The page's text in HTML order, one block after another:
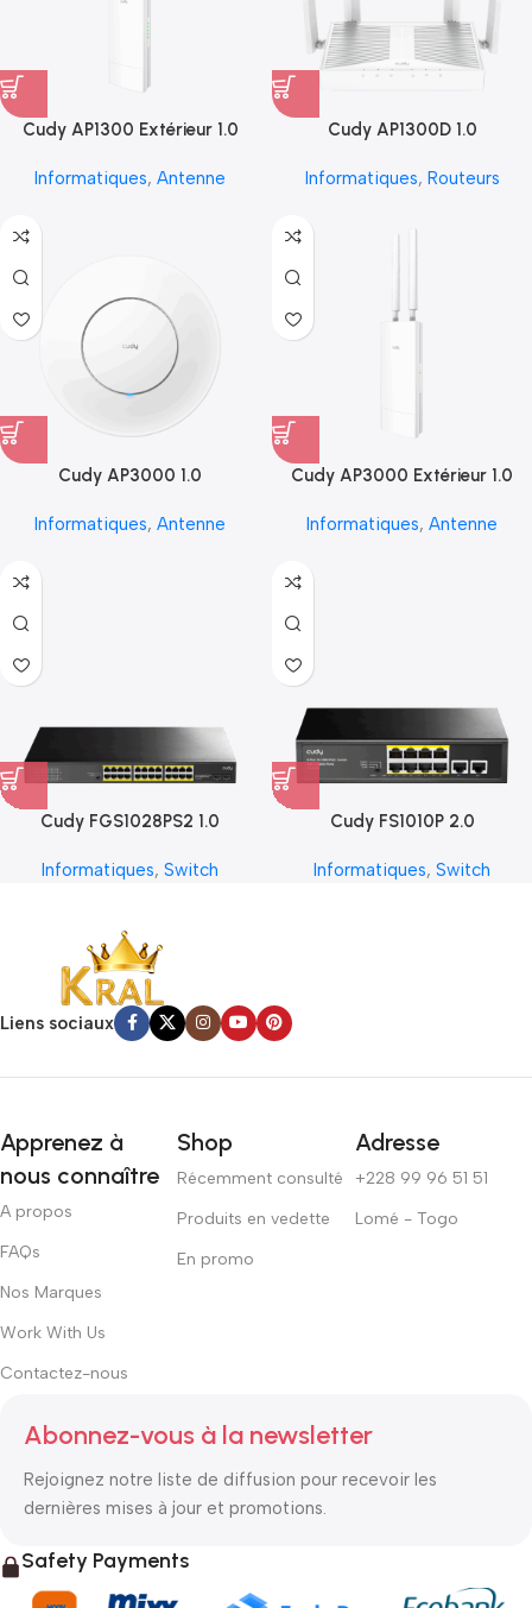
Cudy AP1300 Extérieur 1.0
Informatiques, Antenne
Cudy AP1300D 1.0
Informatiques, Routeurs
Cudy AP3000 1.0
Informatiques, Antenne
Cudy AP3000 Extérieur 1.0
Informatiques, Antenne
Cudy FGS1028PS2 1.0
Informatiques, Switch
Cudy FS1010P 2.0
Informatiques, Switch
Liens sociaux
Apprenez à
nous connaître
A propos
FAQs
Nos Marques
Work With Us
Contactez-nous
Shop
Récemment consulté
Produits en vedette
En promo
Adresse
+228 99 96 51 51
Lomé - Togo
Abonnez-vous à la newsletter
Rejoignez notre liste de diffusion pour recevoir les
dernières mises à jour et promotions.
Safety Payments